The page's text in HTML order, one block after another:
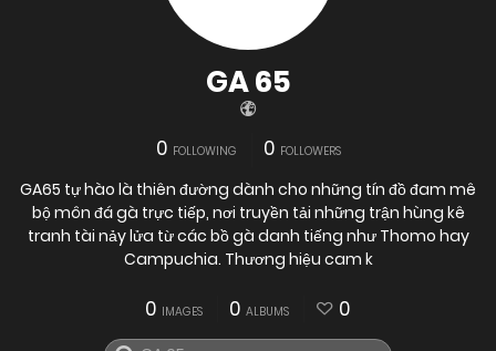
GA 65
0 FOLLOWING 0 FOLLOWERS
GA65 tự hào là thiên đường dành cho những tín đồ đam mê
bộ môn đá gà trực tiếp, nơi truyền tải những trận hùng kê
tranh tài nảy lửa từ các bồ gà danh tiếng như Thomo hay
Campuchia. Thương hiệu cam k
0 IMAGES 0 ALBUMS 0